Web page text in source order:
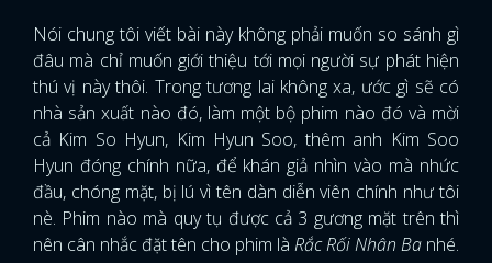
Nói chung tôi viết bài này không phải muốn so sánh gì
đâu mà chỉ muốn giới thiệu tới mọi người sự phát hiện
thú vị này thôi. Trong tương lai không xa, ước gì sẽ có
nhà sản xuất nào đó, làm một bộ phim nào đó và mời
cả Kim So Hyun, Kim Hyun Soo, thêm anh Kim Soo
Hyun đóng chính nữa, để khán giả nhìn vào mà nhức
đầu, chóng mặt, bị lú vì tên dàn diễn viên chính như tôi
nè. Phim nào mà quy tụ được cả 3 gương mặt trên thì
nên cân nhắc đặt tên cho phim là Rắc Rối Nhân Ba nhé.